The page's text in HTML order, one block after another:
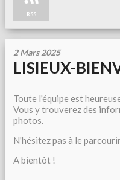
RSS
2 Mars 2025
LISIEUX-
Toute l'équipe est
Vous y trouverez des
photos.
N'hésitez pas à le
A bientôt !